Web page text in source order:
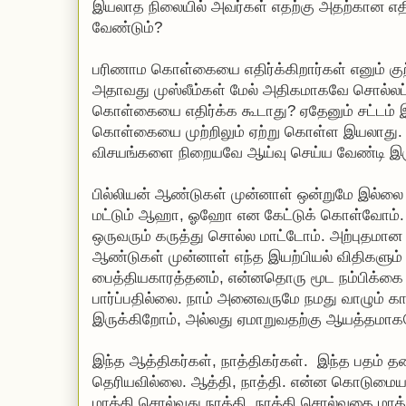
இயலாத நிலையில் அவர்கள் எதற்கு அதற்கான
வேண்டும்?
பரிணாம கொள்கையை எதிர்க்கிறார்கள் எனும்
அதாவது முஸ்லீம்கள் மேல் அதிகமாகவே
கொள்கையை எதிர்க்க கூடாது? ஏதேனும் சட்டம்
கொள்கையை முற்றிலும் ஏற்று கொள்ள
விசயங்களை நிறையவே ஆய்வு செய்ய வேண்டி
பில்லியன் ஆண்டுகள் முன்னாள் ஒன்றுமே
மட்டும் ஆஹா, ஓஹோ என கேட்டுக் கொள்வோம்.
ஒருவரும் கருத்து சொல்ல மாட்டோம். அற்புதமான
ஆண்டுகள் முன்னாள் எந்த இயற்பியல்
பைத்தியகாரத்தனம், என்னதொரு மூட நம்பிக்கை
பார்ப்பதில்லை. நாம் அனைவருமே நமது வாழும்
இருக்கிறோம், அல்லது ஏமாறுவதற்கு
இந்த ஆத்திகர்கள், நாத்திகர்கள். இந்த பதம்
தெரியவில்லை. ஆத்தி, நாத்தி. என்ன